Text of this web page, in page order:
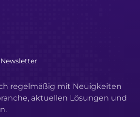
regelmäßig mit Neuigkeiten
aktuellen Lösungen und